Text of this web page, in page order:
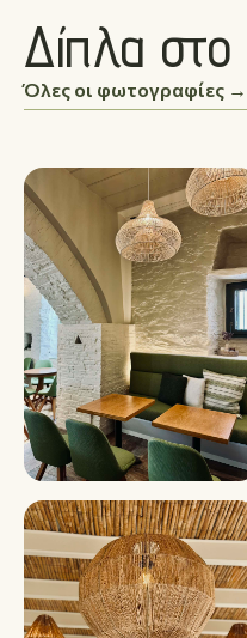
Δίπλα στο
Όλες οι φωτογραφίες →